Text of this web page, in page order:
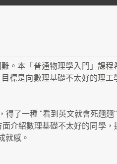
。本「普通物理學入門」課程
標是向數理基礎不太好的理工
得了一種 "看到英文就會死翹翹
介紹數理基礎不太好的同學，
就感。